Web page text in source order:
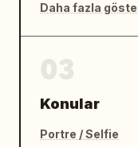
Daha fazla
Konular
Portre / Selfie